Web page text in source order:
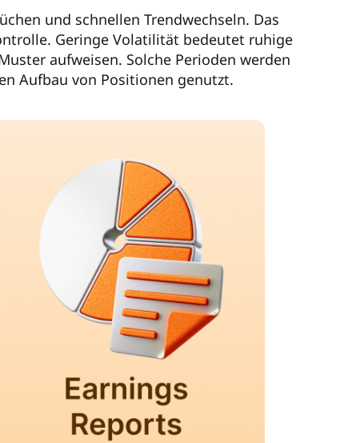
und schnellen Trendwechseln. Das
Geringe Volatilität bedeutet ruhige
aufweisen. Solche Perioden werden
Aufbau von Positionen genutzt.